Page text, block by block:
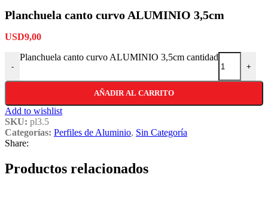
Planchuela canto curvo ALUMINIO 3,5cm
USD9,00
-
Planchuela canto curvo ALUMINIO 3,5cm cantidad
+
AÑADIR AL CARRITO
Add to wishlist
SKU: pl3.5
Categorías: Perfiles de Aluminio, Sin Categoría
Share:
Productos relacionados